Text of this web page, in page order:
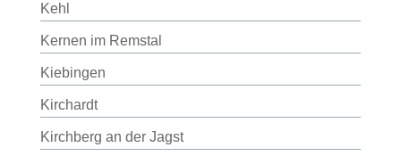
Kehl
Kernen im Remstal
Kiebingen
Kirchardt
Kirchberg an der Jagst